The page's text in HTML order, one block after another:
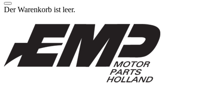
Der Warenkorb ist leer.